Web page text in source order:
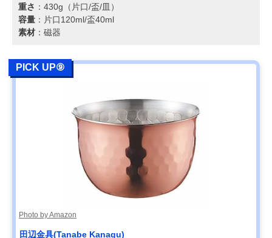
重さ ：430g（片口/盃/皿）
容量 ：片口120ml/盃40ml
素材 ：磁器
PICK UP⑨
Photo by Amazon
‎田辺金具(Tanabe Kanagu)